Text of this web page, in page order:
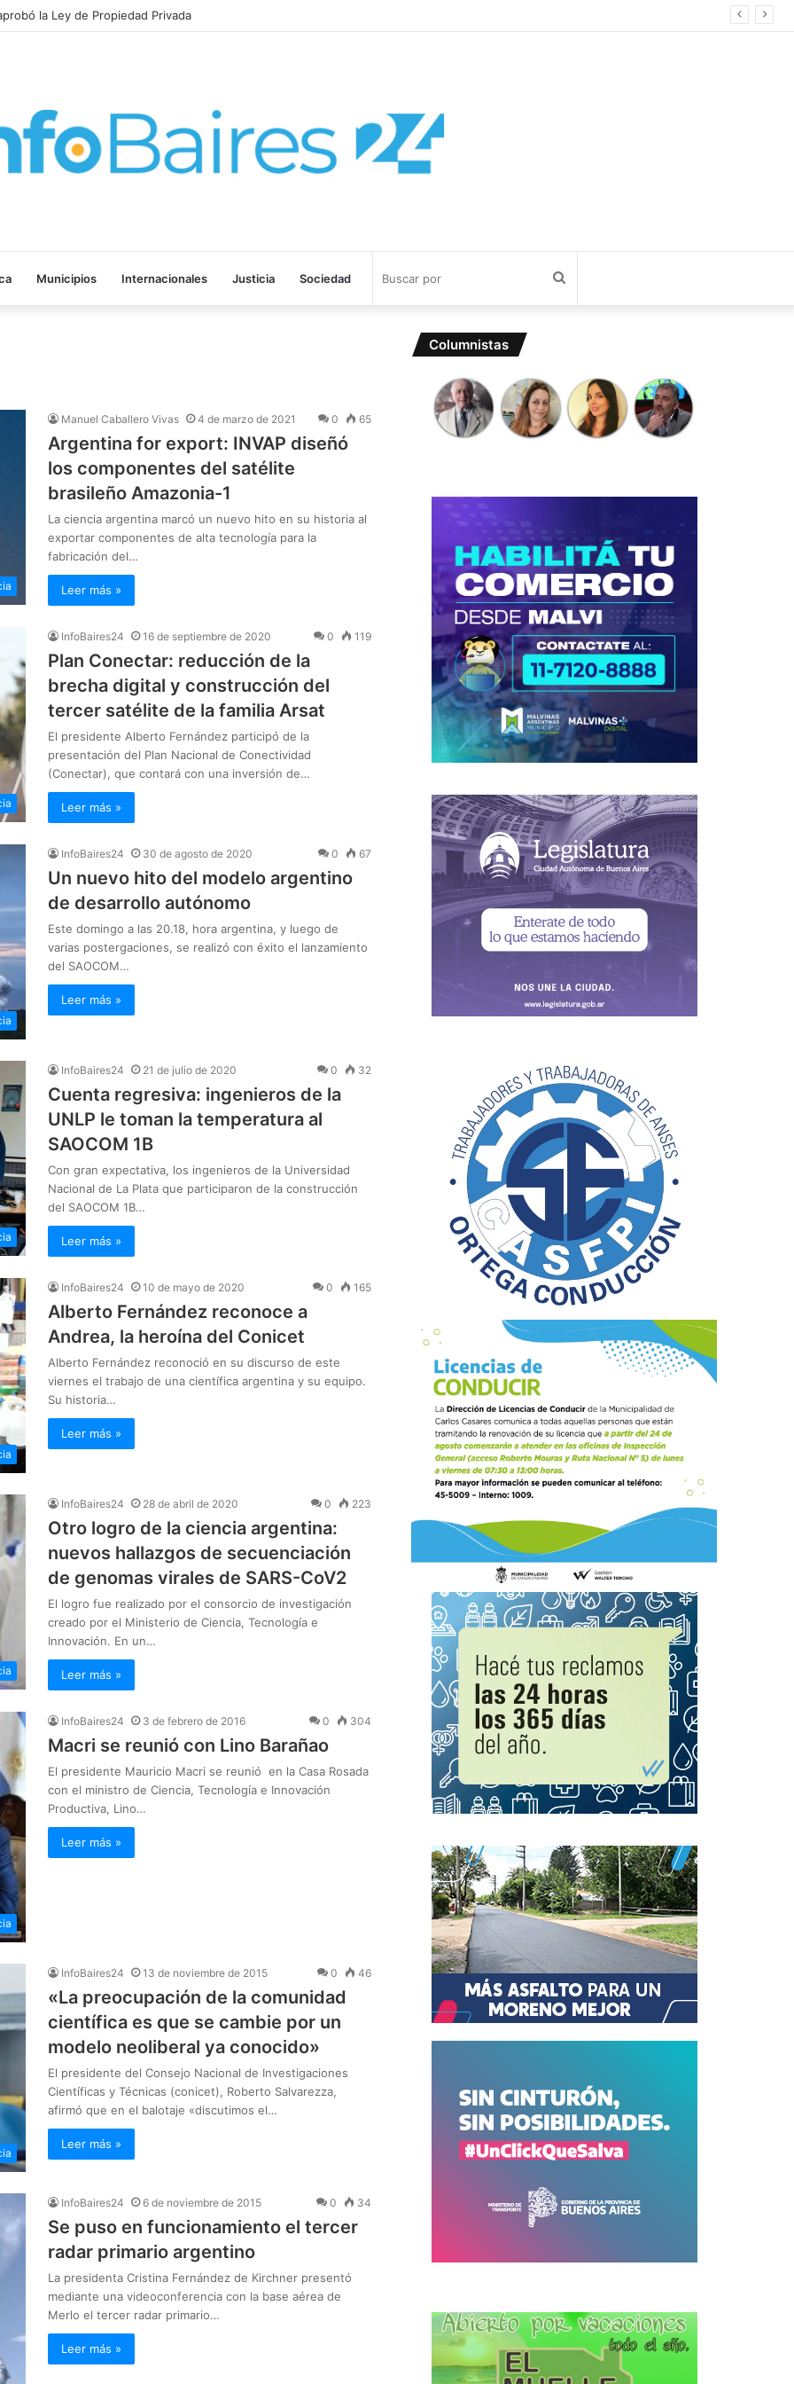
la Ley de Propiedad Privada
Municipios Internacionales Justicia Sociedad
Manuel Caballero Vivas 4 de marzo de 2021 0 65
Argentina for export: INVAP diseñó
los componentes del satélite
brasileño Amazonia-1
La ciencia argentina marcó un nuevo hito en su historia al
exportar componentes de alta tecnología para la
fabricación del…
Leer más »
InfoBaires24 16 de septiembre de 2020 0 119
Plan Conectar: reducción de la
brecha digital y construcción del
tercer satélite de la familia Arsat
El presidente Alberto Fernández participó de la
presentación del Plan Nacional de Conectividad
(Conectar), que contará con una inversión de…
Leer más »
InfoBaires24 30 de agosto de 2020 0 67
Un nuevo hito del modelo argentino
de desarrollo autónomo
Este domingo a las 20.18, hora argentina, y luego de
varias postergaciones, se realizó con éxito el lanzamiento
del SAOCOM…
Leer más »
InfoBaires24 21 de julio de 2020 0 32
Cuenta regresiva: ingenieros de la
UNLP le toman la temperatura al
SAOCOM 1B
Con gran expectativa, los ingenieros de la Universidad
Nacional de La Plata que participaron de la construcción
del SAOCOM 1B…
Leer más »
InfoBaires24 10 de mayo de 2020 0 165
Alberto Fernández reconoce a
Andrea, la heroína del Conicet
Alberto Fernández reconoció en su discurso de este
viernes el trabajo de una científica argentina y su equipo.
Su historia…
Leer más »
InfoBaires24 28 de abril de 2020 0 223
Otro logro de la ciencia argentina:
nuevos hallazgos de secuenciación
de genomas virales de SARS-CoV2
El logro fue realizado por el consorcio de investigación
creado por el Ministerio de Ciencia, Tecnología e
Innovación. En un…
Leer más »
InfoBaires24 3 de febrero de 2016 0 304
Macri se reunió con Lino Barañao
El presidente Mauricio Macri se reunió en la Casa Rosada
con el ministro de Ciencia, Tecnología e Innovación
Productiva, Lino…
Leer más »
InfoBaires24 13 de noviembre de 2015 0 46
«La preocupación de la comunidad
científica es que se cambie por un
modelo neoliberal ya conocido»
El presidente del Consejo Nacional de Investigaciones
Científicas y Técnicas (conicet), Roberto Salvarezza,
afirmó que en el balotaje «discutimos el…
Leer más »
InfoBaires24 6 de noviembre de 2015 0 34
Se puso en funcionamiento el tercer
radar primario argentino
La presidenta Cristina Fernández de Kirchner presentó
mediante una videoconferencia con la base aérea de
Merlo el tercer radar primario…
Leer más »
Columnistas